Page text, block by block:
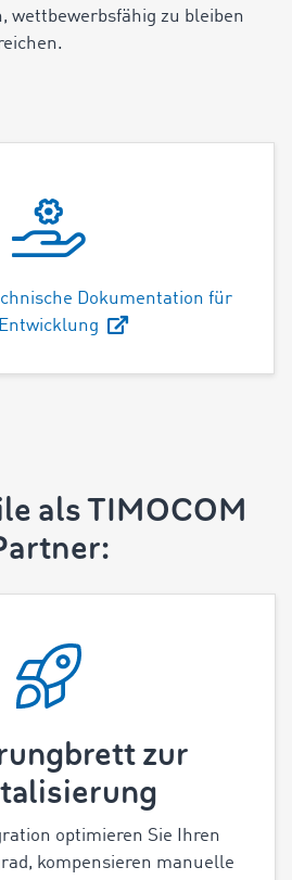
wettbewerbsfähig zu bleiben
Dokumentation für
als TIMOCOM
zur
optimieren Sie Ihren
kompensieren manuelle